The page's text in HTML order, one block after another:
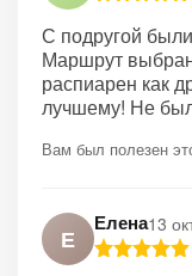
С подругой
Маршрут
распиарен как
лучшему! Не
Вам был полезен
Е
Елена13